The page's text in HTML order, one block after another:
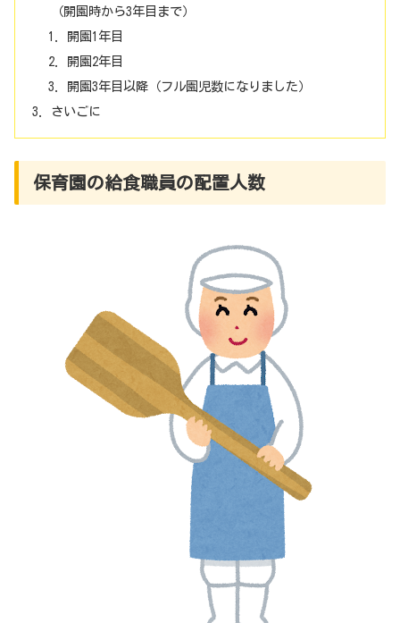
（開園時から3年目まで）
開園1年目
開園2年目
開園3年目以降（フル園児数になりました）
さいごに
保育園の給食職員の配置人数